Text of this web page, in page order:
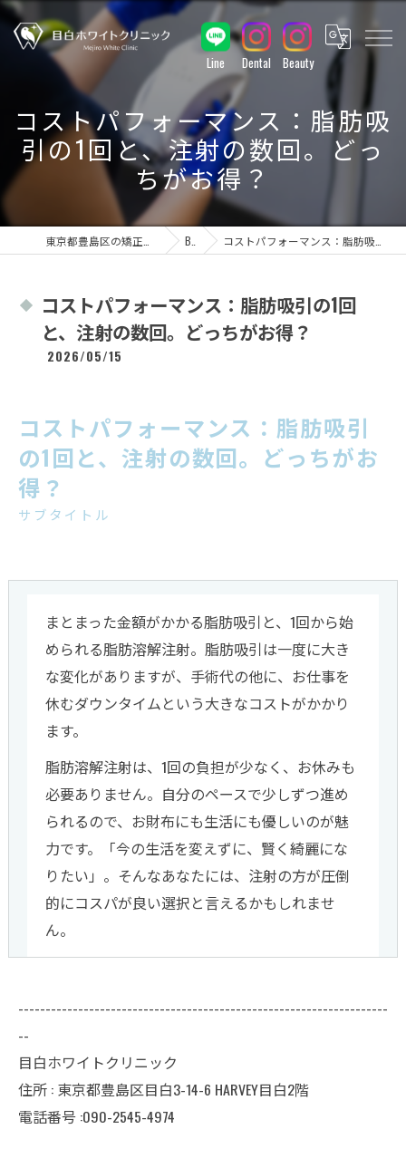
Line Dental Beauty
コストパフォーマンス：脂肪吸
引の1回と、注射の数回。どっ
ちがお得？
BLOG コストパフォーマンス：脂肪吸引の1回と、注射の数回。どっちがお得？
コストパフォーマンス：脂肪吸引の1回
と、注射の数回。どっちがお得？
2026/05/15
コストパフォーマンス：脂肪吸引
の1回と、注射の数回。どっちがお
得？
サブタイトル
まとまった金額がかかる脂肪吸引と、1回から始
められる脂肪溶解注射。脂肪吸引は一度に大き
な変化がありますが、手術代の他に、お仕事を
休むダウンタイムという大きなコストがかかり
ます。
脂肪溶解注射は、1回の負担が少なく、お休みも
必要ありません。自分のペースで少しずつ進め
られるので、お財布にも生活にも優しいのが魅
力です。「今の生活を変えずに、賢く綺麗にな
りたい」。そんなあなたには、注射の方が圧倒
的にコスパが良い選択と言えるかもしれませ
ん。
--------------------------------------------------------------------
--
目白ホワイトクリニック
住所 : 東京都豊島区目白3-14-6 HARVEY目白2階
電話番号 :090-2545-4974